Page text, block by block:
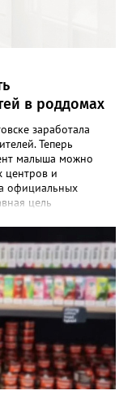
в роддомах
заработала
Теперь
малыша можно
центров и
официальных
цель
начали
их родным не нужно
в отдел ЗАГС.
в комфортной
—
о графике работы
и
ближайшее время